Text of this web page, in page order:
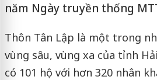
năm Ngày truyền thống
Thôn Tân Lập là một trong
vùng sâu, vùng xa của tỉnh
có 101 hộ với hơn 320 nhân